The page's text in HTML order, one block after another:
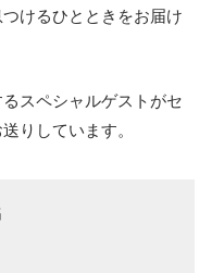
けるひとときをお届け
スペシャルゲストがセ
りしています。